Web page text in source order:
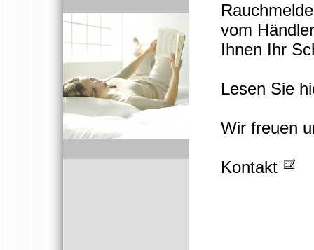
vom
Ihnen Ihr
Lesen Sie
Wir freuen
Kontakt